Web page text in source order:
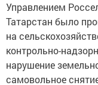
Управлением
Татарстан было
на
контрольно-
нарушение
самовольное